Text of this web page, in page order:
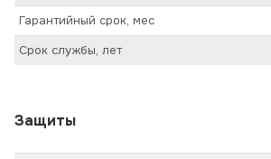
Гарантийный срок, мес
Срок службы, лет
Защиты